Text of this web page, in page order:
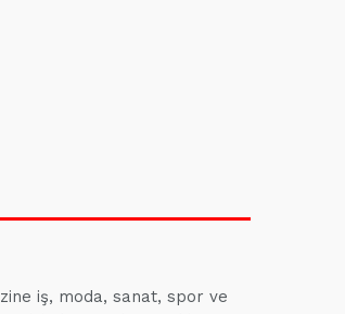
iş, moda, sanat, spor ve